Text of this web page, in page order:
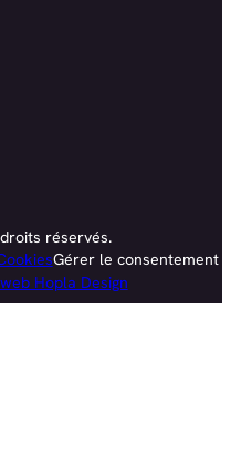
réservés.
Gérer le consentement
Hopla Design